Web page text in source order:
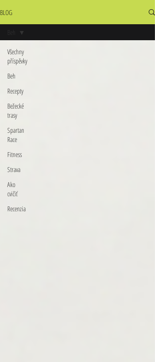
BLOG
Všechny
příspěvky
Beh
Recepty
Bežecké
trasy
Spartan
Race
Fitness
Strava
Ako
cvičiť
Recenzia